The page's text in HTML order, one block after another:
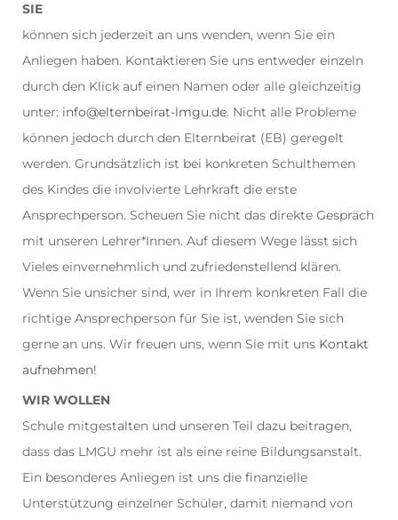
SIE
können sich jederzeit an uns wenden, wenn Sie ein
Anliegen haben. Kontaktieren Sie uns entweder einzeln
durch den Klick auf einen Namen oder alle gleichzeitig
unter: info@elternbeirat-lmgu.de. Nicht alle Probleme
können jedoch durch den Elternbeirat (EB) geregelt
werden. Grundsätzlich ist bei konkreten Schulthemen
des Kindes die involvierte Lehrkraft die erste
Ansprechperson. Scheuen Sie nicht das direkte Gespräch
mit unseren Lehrer*Innen. Auf diesem Wege lässt sich
Vieles einvernehmlich und zufriedenstellend klären.
Wenn Sie unsicher sind, wer in Ihrem konkreten Fall die
richtige Ansprechperson für Sie ist, wenden Sie sich
gerne an uns. Wir freuen uns, wenn Sie mit uns Kontakt
aufnehmen!
WIR WOLLEN
Schule mitgestalten und unseren Teil dazu beitragen,
dass das LMGU mehr ist als eine reine Bildungsanstalt.
Ein besonderes Anliegen ist uns die finanzielle
Unterstützung einzelner Schüler, damit niemand von